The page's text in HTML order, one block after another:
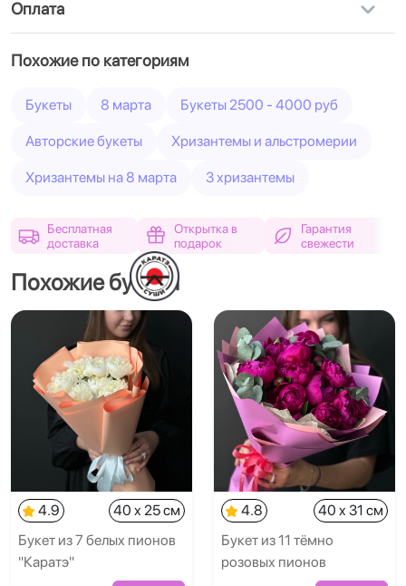
Оплата
Похожие по категориям
Букеты 8 марта Букеты 2500 - 4000 руб
Авторские букеты Хризантемы и альстромерии
Хризантемы на 8 марта 3 хризантемы
Бесплатная
доставка
Открытка в
подарок
Гарантия
свежести
Похожие букеты
4.9
40 x 25 см
Букет из 7 белых пионов
"Каратэ"
4.8
40 x 31 см
Букет из 11 тёмно
розовых пионов